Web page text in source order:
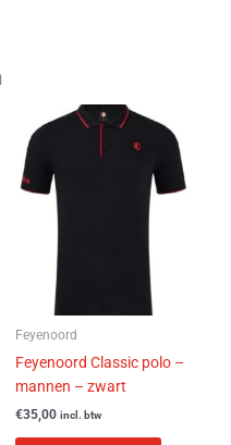
Feyenoord
Feyenoord Classic polo –
mannen – zwart
€35,00 incl. btw
product
heeft
meerdere
op